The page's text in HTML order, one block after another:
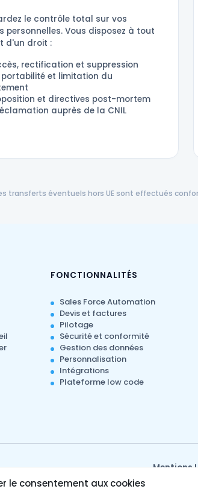
le consentement aux cookies
le contrôle total sur vos
personnelles. Vous disposez à tout
d'un droit :
rectification et suppression
portabilité et limitation du
et directives post-mortem
auprès de la CNIL
transferts éventuels hors UE sont effectués
FONCTIONNALITÉS
Sales Force Automation
Devis et factures
Pilotage
Sécurité et conformité
Gestion des données
Personnalisation
Intégrations
Plateforme low code
Mentions